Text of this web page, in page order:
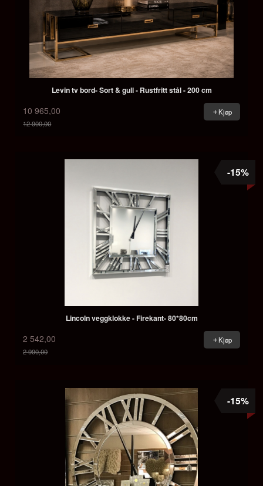
Levin tv bord- Sort & gull - Rustfritt stål - 200 cm
10 965,00
12 900,00
Kjøp
Lincoln veggklokke - Firekant- 80*80cm
2 542,00
2 990,00
-15%
Kjøp
-15%